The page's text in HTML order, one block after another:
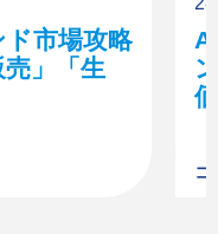
ド市場攻略
」「生
コ